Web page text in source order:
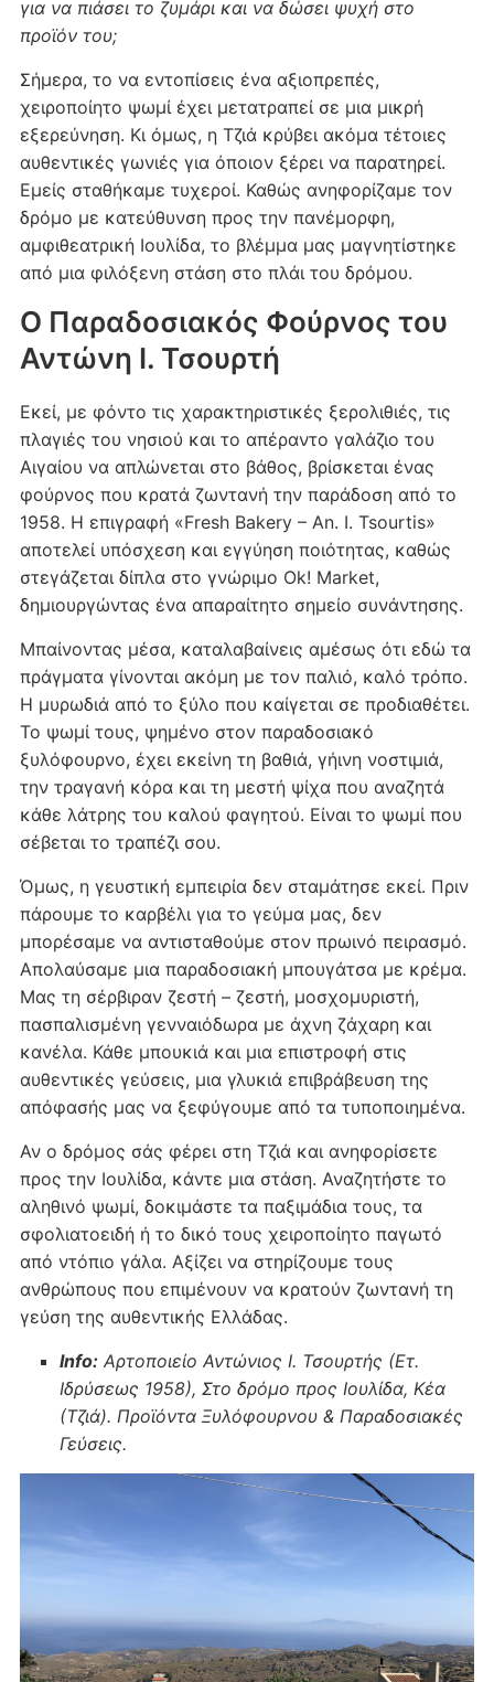
για να πιάσει το ζυμάρι και να δώσει ψυχή στο
προϊόν του;
Σήμερα, το να εντοπίσεις ένα αξιοπρεπές,
χειροποίητο ψωμί έχει μετατραπεί σε μια μικρή
εξερεύνηση. Κι όμως, η Τζιά κρύβει ακόμα τέτοιες
αυθεντικές γωνιές για όποιον ξέρει να παρατηρεί.
Εμείς σταθήκαμε τυχεροί. Καθώς ανηφορίζαμε τον
δρόμο με κατεύθυνση προς την πανέμορφη,
αμφιθεατρική Ιουλίδα, το βλέμμα μας μαγνητίστηκε
από μια φιλόξενη στάση στο πλάι του δρόμου.
Ο Παραδοσιακός Φούρνος του
Αντώνη Ι. Τσουρτή
Εκεί, με φόντο τις χαρακτηριστικές ξερολιθιές, τις
πλαγιές του νησιού και το απέραντο γαλάζιο του
Αιγαίου να απλώνεται στο βάθος, βρίσκεται ένας
φούρνος που κρατά ζωντανή την παράδοση από το
1958. Η επιγραφή «Fresh Bakery – An. I. Tsourtis»
αποτελεί υπόσχεση και εγγύηση ποιότητας, καθώς
στεγάζεται δίπλα στο γνώριμο Ok! Market,
δημιουργώντας ένα απαραίτητο σημείο συνάντησης.
Μπαίνοντας μέσα, καταλαβαίνεις αμέσως ότι εδώ τα
πράγματα γίνονται ακόμη με τον παλιό, καλό τρόπο.
Η μυρωδιά από το ξύλο που καίγεται σε προδιαθέτει.
Το ψωμί τους, ψημένο στον παραδοσιακό
ξυλόφουρνο, έχει εκείνη τη βαθιά, γήινη νοστιμιά,
την τραγανή κόρα και τη μεστή ψίχα που αναζητά
κάθε λάτρης του καλού φαγητού. Είναι το ψωμί που
σέβεται το τραπέζι σου.
Όμως, η γευστική εμπειρία δεν σταμάτησε εκεί. Πριν
πάρουμε το καρβέλι για το γεύμα μας, δεν
μπορέσαμε να αντισταθούμε στον πρωινό πειρασμό.
Απολαύσαμε μια παραδοσιακή μπουγάτσα με κρέμα.
Μας τη σέρβιραν ζεστή – ζεστή, μοσχομυριστή,
πασπαλισμένη γενναιόδωρα με άχνη ζάχαρη και
κανέλα. Κάθε μπουκιά και μια επιστροφή στις
αυθεντικές γεύσεις, μια γλυκιά επιβράβευση της
απόφασής μας να ξεφύγουμε από τα τυποποιημένα.
Αν ο δρόμος σάς φέρει στη Τζιά και ανηφορίσετε
προς την Ιουλίδα, κάντε μια στάση. Αναζητήστε το
αληθινό ψωμί, δοκιμάστε τα παξιμάδια τους, τα
σφολιατοειδή ή το δικό τους χειροποίητο παγωτό
από ντόπιο γάλα. Αξίζει να στηρίζουμε τους
ανθρώπους που επιμένουν να κρατούν ζωντανή τη
γεύση της αυθεντικής Ελλάδας.
Info: Αρτοποιείο Αντώνιος Ι. Τσουρτής (Ετ.
Ιδρύσεως 1958), Στο δρόμο προς Ιουλίδα, Κέα
(Τζιά). Προϊόντα Ξυλόφουρνου & Παραδοσιακές
Γεύσεις.